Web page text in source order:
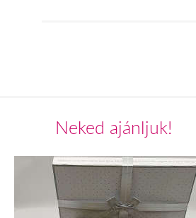
Neked ajánljuk!